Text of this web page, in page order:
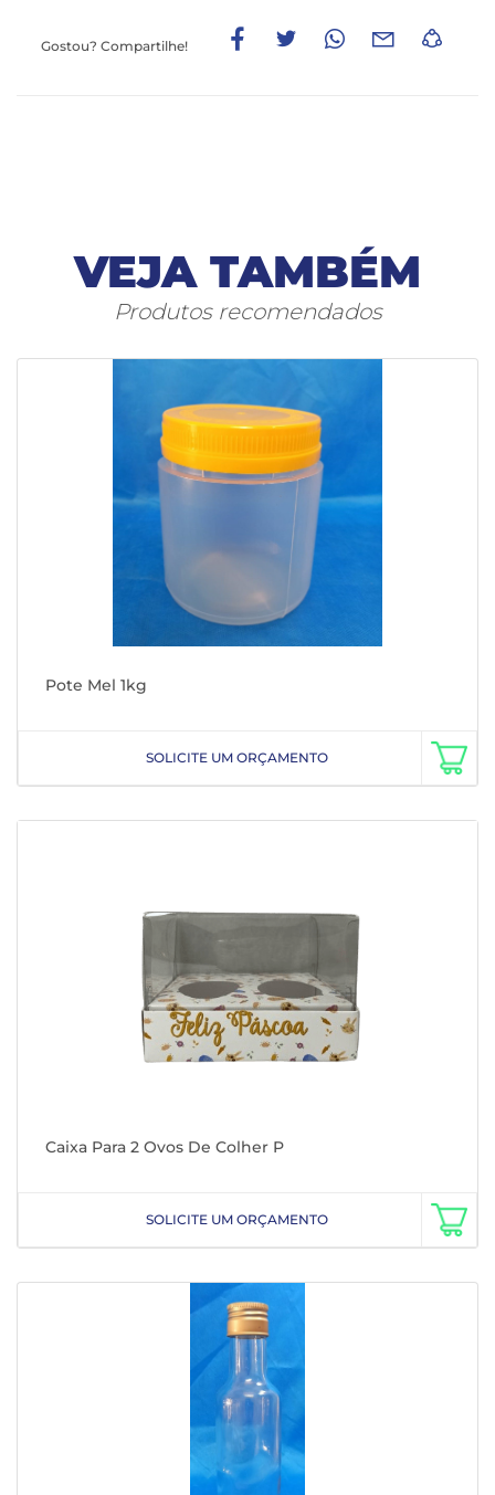
Gostou? Compartilhe!
VEJA TAMBÉM
Produtos recomendados
Pote Mel 1kg
SOLICITE UM ORÇAMENTO
Caixa Para 2 Ovos De Colher P
SOLICITE UM ORÇAMENTO